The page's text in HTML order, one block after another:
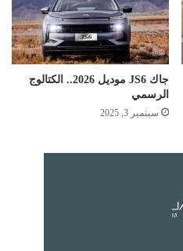
جاك JS6 موديل 2026.. الكتالوج
الرسمي
سبتمبر 3, 2025